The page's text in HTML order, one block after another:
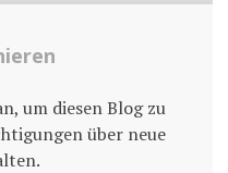
um diesen Blog zu
über neue